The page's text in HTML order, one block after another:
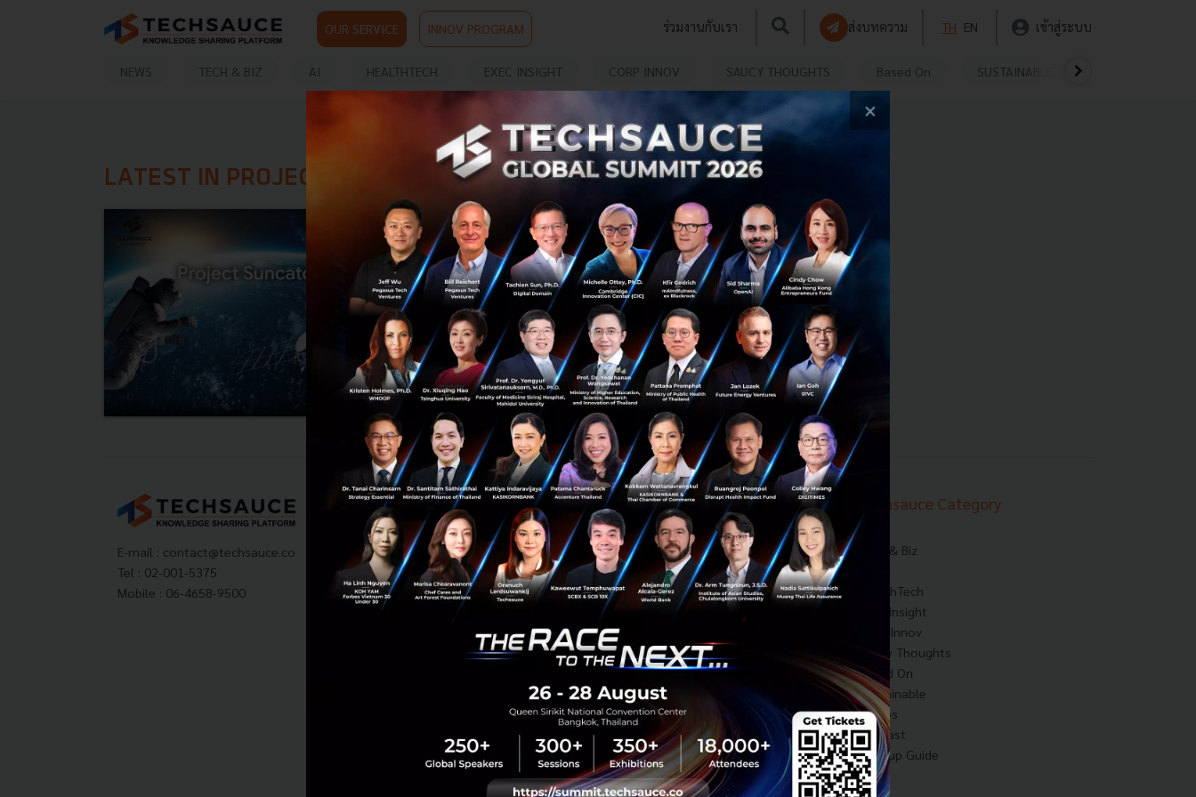
OUR SERVICE INNOV PROGRAM ร่วมงานกับเรา ส่งบทความ TH EN เข้าสู่ระบบ
NEWS TECH & BIZ AI HEALTHTECH EXEC INSIGHT CORP INNOV SAUCY THOUGHTS Based On SUSTAINABLE
LATEST IN PROJECT SUNCATCHER
Google เปิดตัว Project Suncatcher แผนสร้าง
ศูนย์ประมวลผล AI พลังแสงอาทิตย์ในอวกาศ
Google เปิดตัว Project Suncatcher โครงการ moonshot
ใหม่ วางแผนสร้างศูนย์ข้อมูล AI ในอวกาศด้วยดาวเทียม
พลังงานแสงอาทิตย์และชิป TPU เตรียมทดสอบดาวเทียม
ต้นแบบปี 2027 เพื่อปูทางสู่ยุคให...
พฤศจิกายน 5, 2025| ByTechsauce Team
25
News AI Google Project Suncatcher
E-mail : contact@techsauce.co
Tel : 02-001-5375
Mobile : 06-4658-9500
Techsauce Media
About Techsauce
Techsauce Services
Privacy Policy
ส่งบทความ
Techsauce Global Summit
Trending Tags
Corporate Innovation
Digital Transformation
E-Commerce
Startup
Technology
Techsauce Category
News
Tech & Biz
HealthTech
Exec Insight
Corp Innov
Saucy Thoughts
Based On
Sustainable
Videos
Podcast
Startup Guide
×